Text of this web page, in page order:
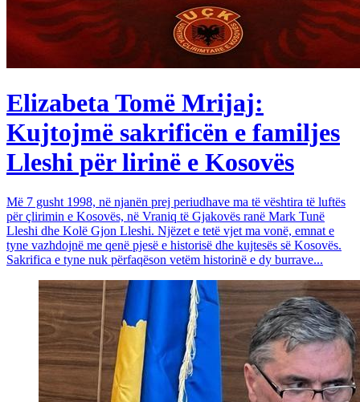
Elizabeta Tomë Mrijaj:
Kujtojmë sakrificën e familjes
Lleshi për lirinë e Kosovës
Më 7 gusht 1998, në njanën prej periudhave ma të vështira të luftës
për çlirimin e Kosovës, në Vraniq të Gjakovës ranë Mark Tunë
Lleshi dhe Kolë Gjon Lleshi. Njëzet e tetë vjet ma vonë, emnat e
tyne vazhdojnë me qenë pjesë e historisë dhe kujtesës së Kosovës.
Sakrifica e tyne nuk përfaqëson vetëm historinë e dy burrave...